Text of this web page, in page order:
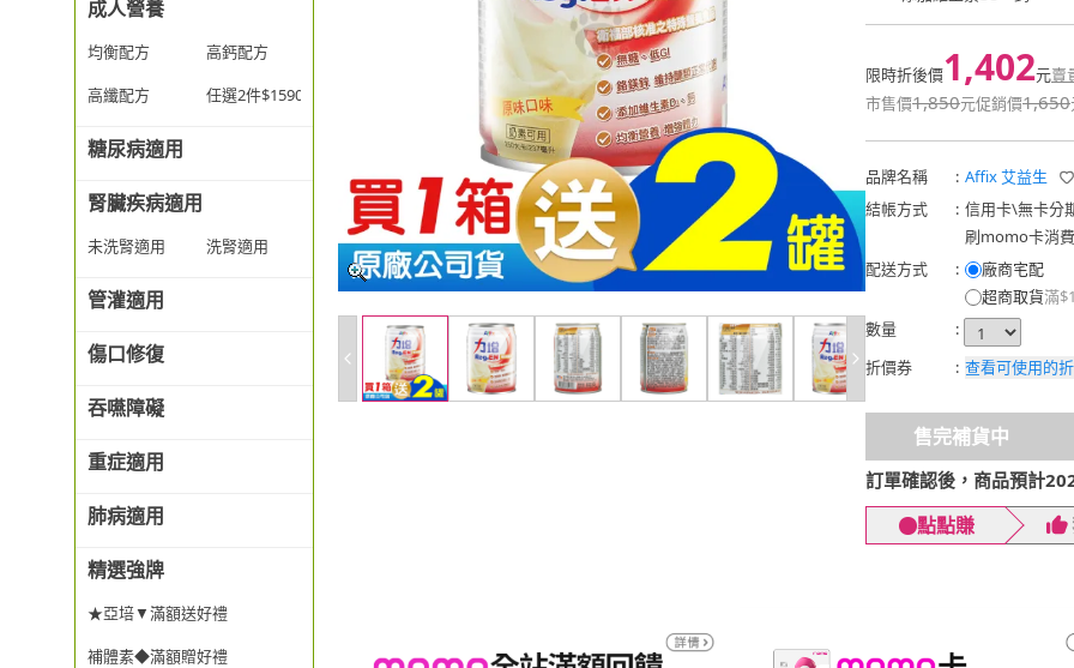
成人營養
均衡配方
高鈣配方
高纖配方
任選2件$1590
糖尿病適用
腎臟疾病適用
未洗腎適用 洗腎適用
管灌適用
傷口修復
吞嚥障礙
重症適用
肺病適用
精選強牌
★亞培▼滿額送好禮
補體素◆滿額贈好禮
限時折後價1,402元賣
市售價1,850元促銷價1,650
品牌名稱 : Affix 艾益生
結帳方式
: 信用卡\無卡分
刷momo卡消
配送方式
:
廠商宅配
超商取貨滿
數量
:
折價券
: 查看可使用的
售完補貨中
訂單確認後，商品預計
點點賺